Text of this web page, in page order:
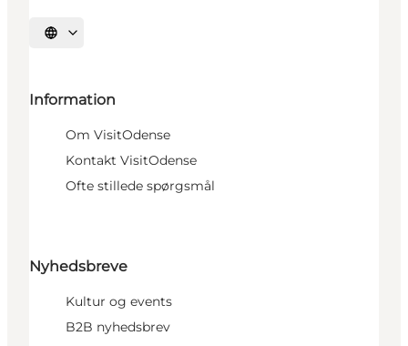
Vælg sprog
Information
Om VisitOdense
Kontakt VisitOdense
Ofte stillede spørgsmål
Nyhedsbreve
Kultur og events
B2B nyhedsbrev